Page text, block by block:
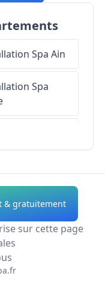
Spa Ain
Spa
Spa
Alpes
& gratuitement
sur cette page